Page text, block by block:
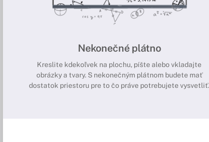
Nekonečné plátno
Kreslite kdekoľvek na plochu, píšte alebo vkladajte
obrázky a tvary. S nekonečným plátnom budete mať
dostatok priestoru pre to čo práve potrebujete vysvetliť.